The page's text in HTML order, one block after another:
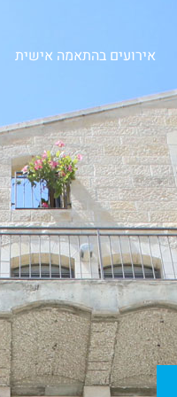
אירועים בהתאמה אישית